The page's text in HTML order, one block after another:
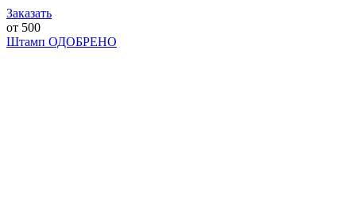
Заказать
от 500
Штамп ОДОБРЕНО